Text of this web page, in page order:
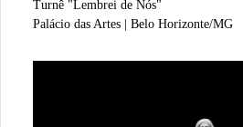
Turnê "Lembrei de Nós"
Palácio das Artes | Belo Horizonte/MG